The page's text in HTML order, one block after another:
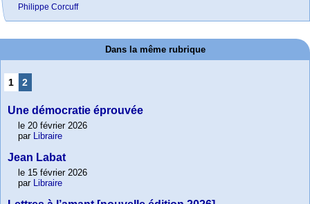
Philippe Corcuff
Dans la même rubrique
1 2
Une démocratie éprouvée
le 20 février 2026
par Libraire
Jean Labat
le 15 février 2026
par Libraire